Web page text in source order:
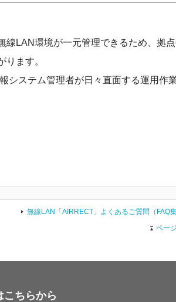
LAN環境が一元管理できるため、拠
ます。
システム管理者が日々直面する運用作
無線LAN「AIRRECT」よくあるご質問（FAQ
ペー
こちらから